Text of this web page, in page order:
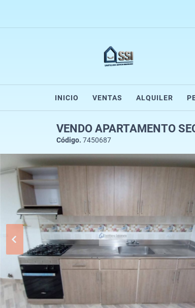
INICIO VENTAS ALQUILER
VENDO APARTAMENTO
Código. 7450687